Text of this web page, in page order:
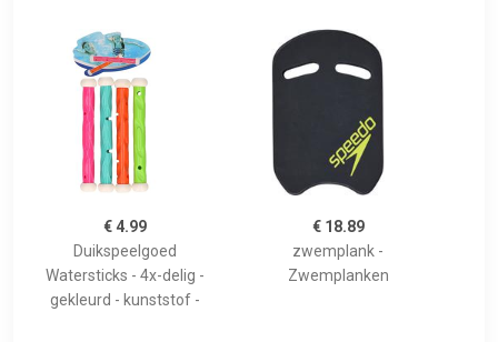
€ 4.99
Duikspeelgoed
Watersticks - 4x-delig -
gekleurd - kunststof -
€ 18.89
zwemplank -
Zwemplanken